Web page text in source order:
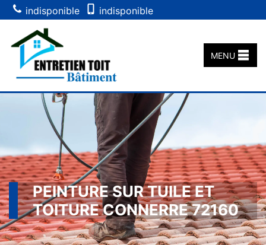
indisponible indisponible
MENU
PEINTURE SUR TUILE ET
TOITURE CONNERRE 72160